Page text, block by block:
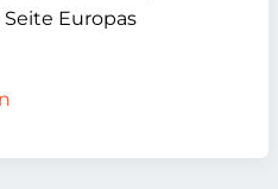
Europas